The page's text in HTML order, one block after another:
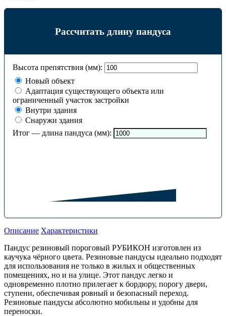
Рассчитать длину пандуса
Высота препятствия (мм):
Новый объект
Адаптация существующего объекта или
ограниченный участок застройки
Внутри здания
Снаружи здания
Итог — длина пандуса (мм):
Описание Характеристики
Пандус резиновый пороговый РУБИКОН изготовлен из
каучука чёрного цвета. Резиновые пандусы идеально подходят
для использования не только в жилых и общественных
помещениях, но и на улице. Этот пандус легко и
одновременно плотно прилегает к бордюру, порогу двери,
ступени, обеспечивая ровный и безопасный переход.
Резиновые пандусы абсолютно мобильны и удобны для
переноски.